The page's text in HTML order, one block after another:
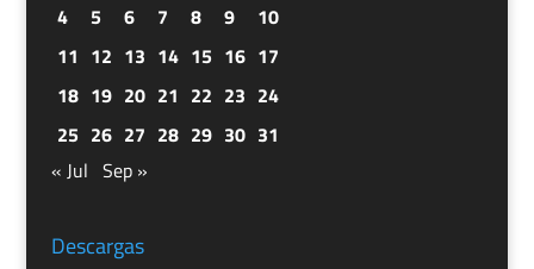
4
5 6 7 8 9
10
11 12 13 14 15 16 17
18 19 20 21 22 23 24
25 26 27 28 29 30 31
« Jul Sep »
Descargas